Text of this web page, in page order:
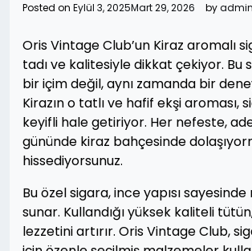
Posted on Eylül 3, 2025Mart 29, 2026 byadmin
Oris Vintage Club’un Kiraz aromalı
tadı ve kalitesiyle dikkat çekiyor. Bu
bir içim değil, aynı zamanda bir
Kirazın o tatlı ve hafif ekşi aroması,
keyifli hale getiriyor. Her nefeste,
gününde kiraz bahçesinde
hissediyorsunuz.
Bu özel sigara, ince yapısı
sunar. Kullandığı yüksek kaliteli
lezzetini artırır. Oris Vintage Club,